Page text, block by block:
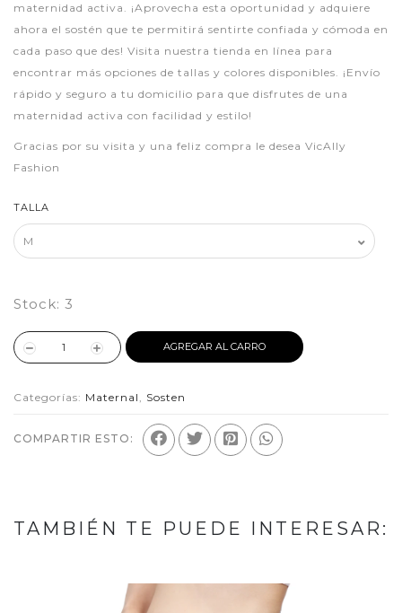
maternidad activa. ¡Aprovecha esta oportunidad y adquiere
ahora el sostén que te permitirá sentirte confiada y cómoda en
cada paso que des! Visita nuestra tienda en línea para
encontrar más opciones de tallas y colores disponibles. ¡Envío
rápido y seguro a tu domicilio para que disfrutes de una
maternidad activa con facilidad y estilo!
Gracias por su visita y una feliz compra le desea VicAlly
Fashion
TALLA
Stock: 3
AGREGAR AL CARRO
Categorías: Maternal , Sosten
COMPARTIR ESTO:
TAMBIÉN TE PUEDE INTERESAR: